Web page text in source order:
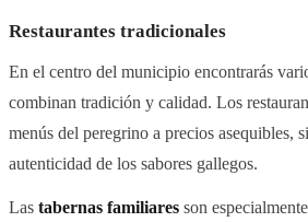
Restaurantes tradicionales
En el centro del municipio encontrarás
combinan tradición y calidad. Los
menús del peregrino a precios asequibles,
autenticidad de los sabores gallegos.
Las tabernas familiares son